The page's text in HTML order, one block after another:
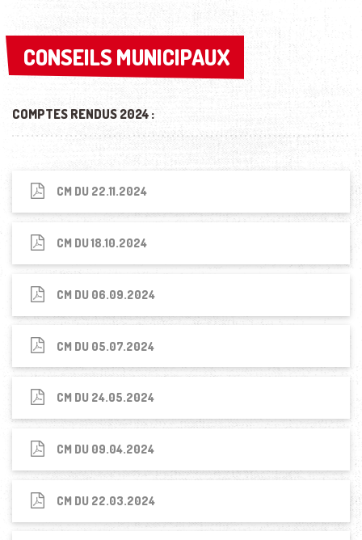
CONSEILS MUNICIPAUX
CONSEILS MUNICIPAUX
COMPTES RENDUS 2024 :
CM DU 22.11.2024
CM DU 18.10.2024
CM DU 06.09.2024
CM DU 05.07.2024
CM DU 24.05.2024
CM DU 09.04.2024
CM DU 22.03.2024